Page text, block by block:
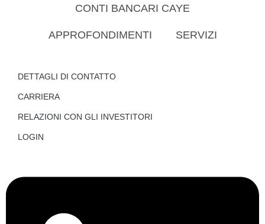
CONTI BANCARI CAYE
APPROFONDIMENTI SERVIZI
DETTAGLI DI CONTATTO
CARRIERA
RELAZIONI CON GLI INVESTITORI
LOGIN